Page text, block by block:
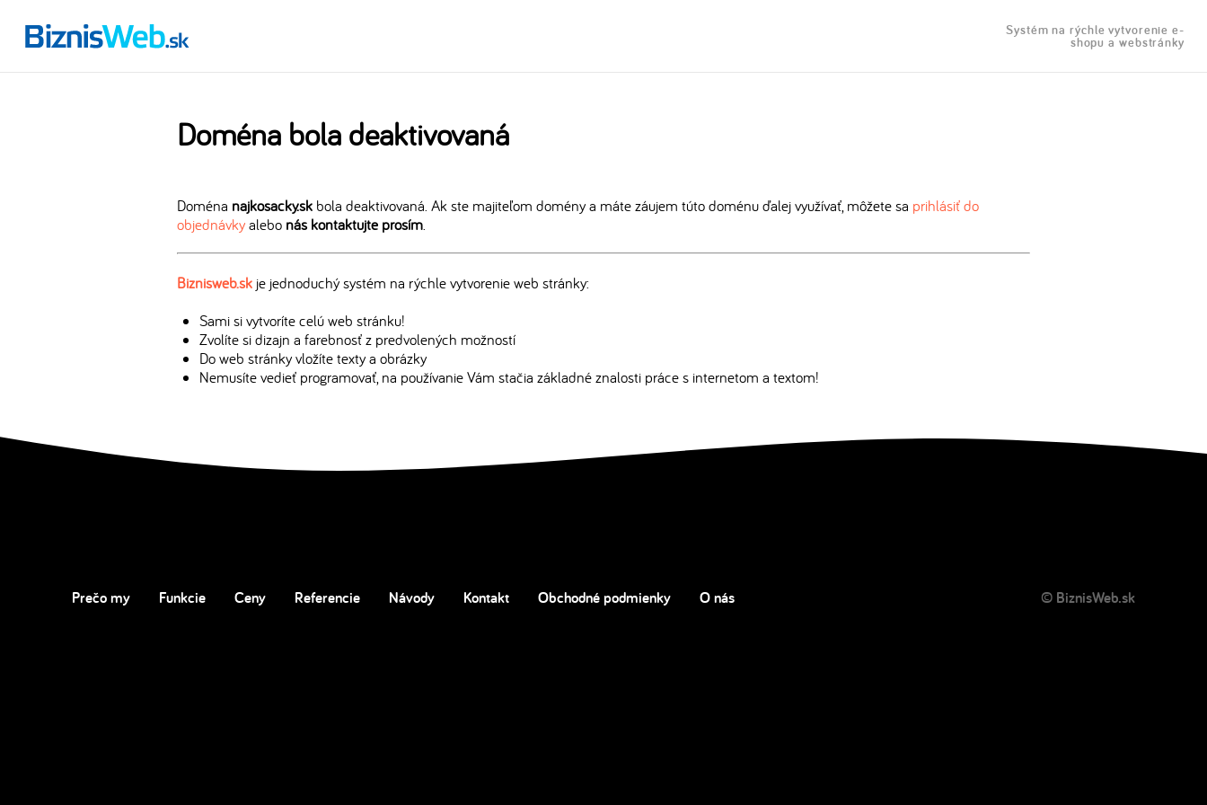
Systém na rýchle vytvorenie e-
shopu a webstránky
Doména bola deaktivovaná
Doména najkosacky.sk bola deaktivovaná. Ak ste majiteľom domény a máte záujem túto doménu ďalej využívať, môžete sa prihlásiť do
objednávkyalebo nás kontaktujte prosím
Biznisweb.sk je jednoduchý systém na rýchle vytvorenie web stránky:
Sami si vytvoríte celú web stránku!
Zvolíte si dizajn a farebnosť z predvolených možností
Do web stránky vložíte texty a obrázky
Nemusíte vedieť programovať, na používanie Vám stačia základné znalosti práce s internetom a textom!
Prečo my Funkcie Ceny Referencie Návody Kontakt Obchodné podmienky O nás © BiznisWeb.sk